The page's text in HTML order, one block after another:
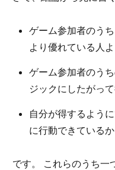
ゲーム参加者のう
より優れている人
ゲーム参加者のう
ジックにしたがっ
自分が得するよう
に行動できている
です。 これらのうち一